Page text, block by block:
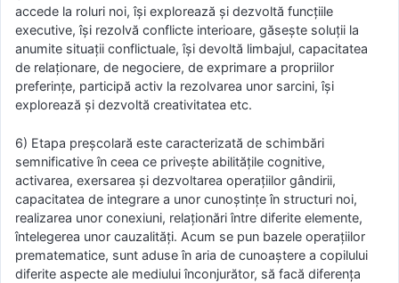
accede la roluri noi, îşi explorează şi dezvoltă funcţiile
executive, îşi rezolvă conflicte interioare, găseşte soluţii la
anumite situaţii conflictuale, îşi devoltă limbajul, capacitatea
de relaţionare, de negociere, de exprimare a propriilor
preferinţe, participă activ la rezolvarea unor sarcini, îşi
explorează şi dezvoltă creativitatea etc.
6) Etapa preşcolară este caracterizată de schimbări
semnificative în ceea ce priveşte abilităţile cognitive,
activarea, exersarea şi dezvoltarea operaţiilor gândirii,
capacitatea de integrare a unor cunoştinţe în structuri noi,
realizarea unor conexiuni, relaţionări între diferite elemente,
întelegerea unor cauzalităţi. Acum se pun bazele operaţiilor
prematematice, sunt aduse în aria de cunoaştere a copilului
diferite aspecte ale mediului înconjurător, să facă diferenţa